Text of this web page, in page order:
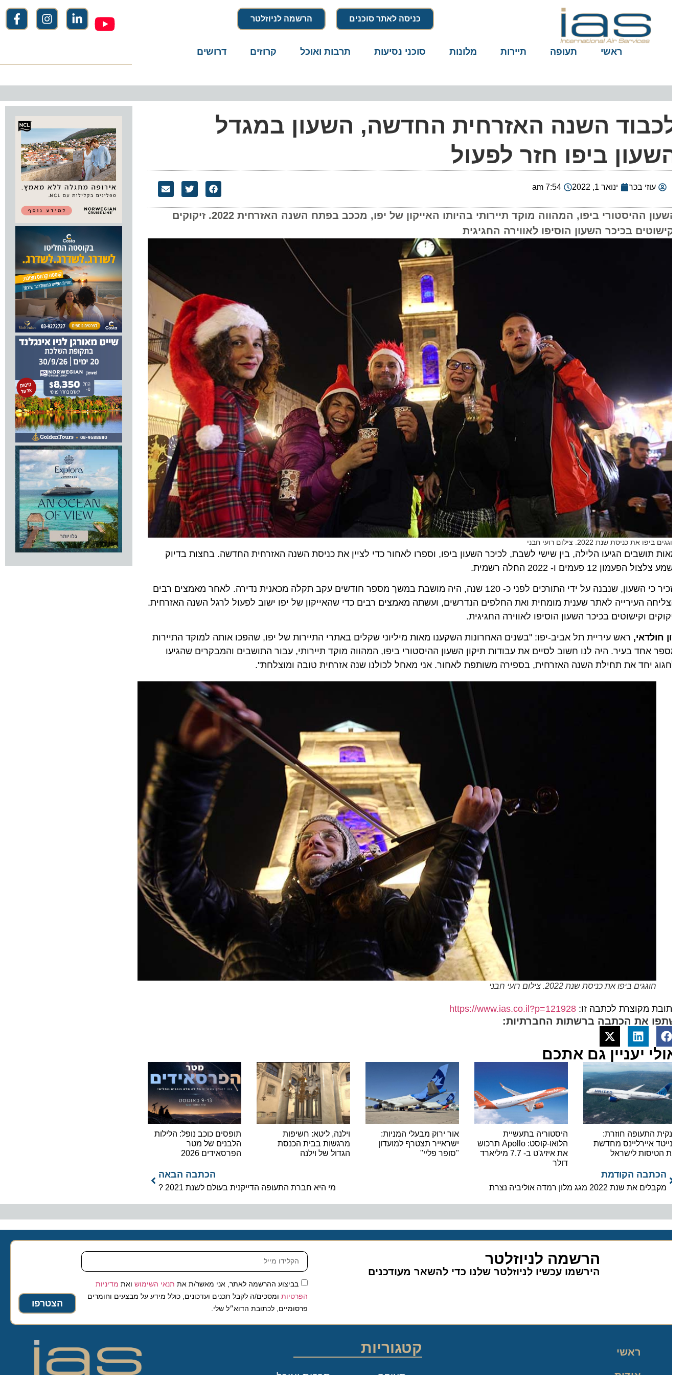
כניסה לאתר סוכנים הרשמה לניוזלטר
ראשי תעופה תיירות מלונות סוכני נסיעות תרבות ואוכל קרוזים דרושים
השנה האזרחית החדשה, השעון במגדל
ביפו חזר לפעול
עוזי בכר ינואר 1, 2022 7:54 am
השעון ההיסטורי ביפו, המהווה מוקד תיירותי בהיותו האייקון של יפו, מככב בפתח השנה האזרחית 2022. זיקוקים
בכיכר השעון הוסיפו לאווירה החגיגית
ביפו את כניסת שנת 2022. צילום רועי חבני
תושבים הגיעו הלילה, בין שישי לשבת, לכיכר השעון ביפו, וספרו לאחור כדי לציין את כניסת השנה האזרחית החדשה. בחצות בדיוק
צלצול הפעמון 12 פעמים ו- 2022 החלה רשמית.
נזכיר כי השעון, שנבנה על ידי התורכים לפני כ- 120 שנה, היה מושבת במשך מספר חודשים עקב תקלה מכאנית נדירה. לאחר מאמצים רבים
העירייה לאתר שענית מומחית ואת החלפים הנדרשים, ועשתה מאמצים רבים כדי שהאייקון של יפו ישוב לפעול לרגל השנה האזרחית.
וקישוטים בכיכר השעון הוסיפו לאווירה החגיגית.
חולדאי,ראש עיריית תל אביב-יפו: "בשנים האחרונות השקענו מאות מיליוני שקלים באתרי התיירות של יפו, שהפכו אותה למוקד התיירות
אחד בעיר. היה לנו חשוב לסיים את עבודות תיקון השעון ההיסטורי ביפו, המהווה מוקד תיירותי, עבור התושבים והמבקרים שהגיעו
יחד את תחילת השנה האזרחית, בספירה משותפת לאחור. אני מאחל לכולנו שנה אזרחית טובה ומוצלחת".
חוגגים ביפו את כניסת שנת 2022. צילום רועי חבני
מקוצרת לכתבה זו:https://www.ias.co.il?p=121928
את הכתבה ברשתות החברתיות:
יעניין גם אתכם
התעופה חוזרת:
איירליינס מחדשת
הטיסות לישראל
היסטוריה בתעשיית
הלואו-קוסט: Apollo תרכוש
את איזיג'ט ב- 7.7 מיליארד
דולר
אור ירוק מבעלי המניות:
ישראייר תצטרף למועדון
"סופר פליי"
וילנה, ליטא: חשיפות
מרגשות בבית הכנסת
הגדול של וילנה
תופסים כוכב נופל: הלילות
הלבנים של מטר
הפרסאידים 2026
הכתבה הקודמת
מקבלים את שנת 2022 מגג מלון רמדה אוליביה נצרת
הכתבה הבאה
מי היא חברת התעופה הדייקנית בעולם לשנת 2021 ?
הרשמה לניוזלטר
הירשמו עכשיו לניוזלטר שלנו כדי להשאר מעודכנים
בביצוע ההרשמה לאתר, אני מאשר/ת אתתנאי השימושואת מדיניות
הפרטיותומסכים/ה לקבל תכנים ועדכונים, כולל מידע על מבצעים וחומרים
פרסומיים, לכתובת הדוא״ל שלי.
הצטרפו
ראשי קטגוריות